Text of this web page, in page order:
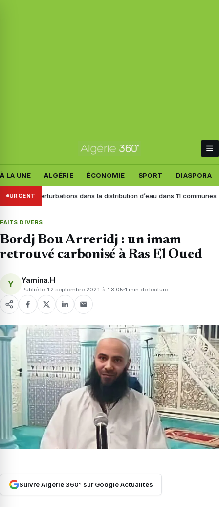
À LA UNE ALGÉRIE ÉCONOMIE SPORT DIASPORA
URGENT
: perturbations dans la distribution d’eau dans 11 communes dès
FAITS DIVERS
Bordj Bou Arreridj : un imam
retrouvé carbonisé à Ras El Oued
Y Yamina.H
Publié le 12 septembre 2021 à 13:05 1 min de lecture
Suivre Algérie 360° sur Google Actualités